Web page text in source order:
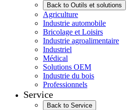
Back to Outils et solutions
Agriculture
Industrie automobile
Bricolage et Loisirs
Industrie agroalimentaire
Industriel
Médical
Solutions OEM
Industrie du bois
Professionnels
Service
Back to Service